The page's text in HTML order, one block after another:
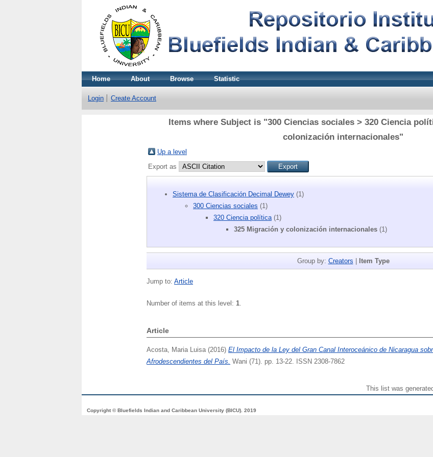
Home About Browse Statistic
Login Create Account
Items where Subject is "300 Ciencias sociales > 320 Ciencia
colonización internacionales"
Up a level
Export as
Sistema de Clasificación Decimal Dewey (1)
300 Ciencias sociales (1)
320 Ciencia política (1)
325 Migración y colonización internacionales (1)
Group by: Creators | Item Type
Jump to: Article
Number of items at this level: 1
Article
Acosta, Maria Luisa(2016) El Impacto de la Ley del Gran Canal Interoceánico de Nicaragua
Afrodescendientes del País. Wani (71). pp. 13-22. ISSN 2308-7862
This list was
Copyright © Bluefields Indian and Caribbean University (BICU). 2019